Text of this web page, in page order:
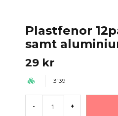
Plastfenor
samt
29 kr
3139
- +